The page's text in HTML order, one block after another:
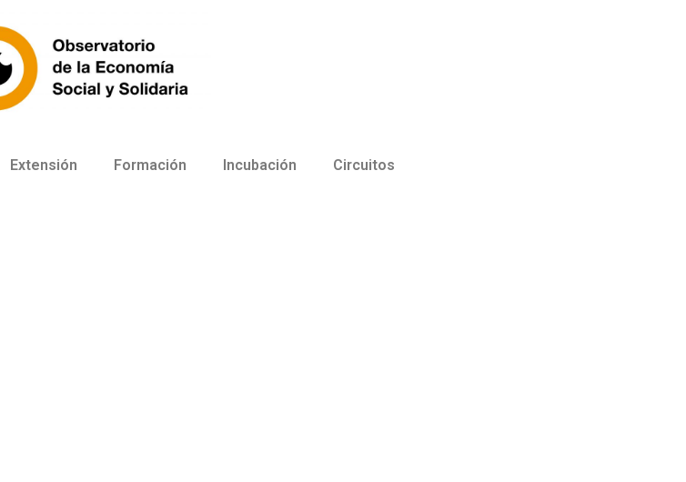
Extensión Formación Incubación Circuitos